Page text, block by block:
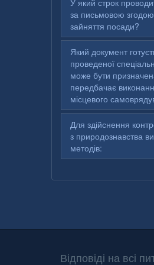
за письмовою
зайняття посади?
Який документ
проведеної
може бути
передбачає
місцевого
Для здійснення
з природознавства
методів:
Відповіді на всі